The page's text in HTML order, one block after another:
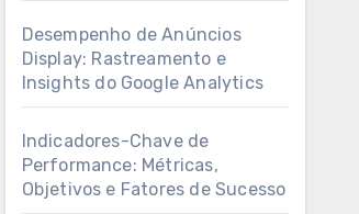
Desempenho de Anúncios
Display: Rastreamento e
Insights do Google Analytics
Indicadores-Chave de
Performance: Métricas,
Objetivos e Fatores de Sucesso